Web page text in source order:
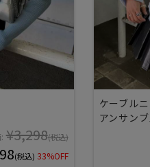
¥3,298(税込)
(税込) 33%OFF
ケーブル
アンサン